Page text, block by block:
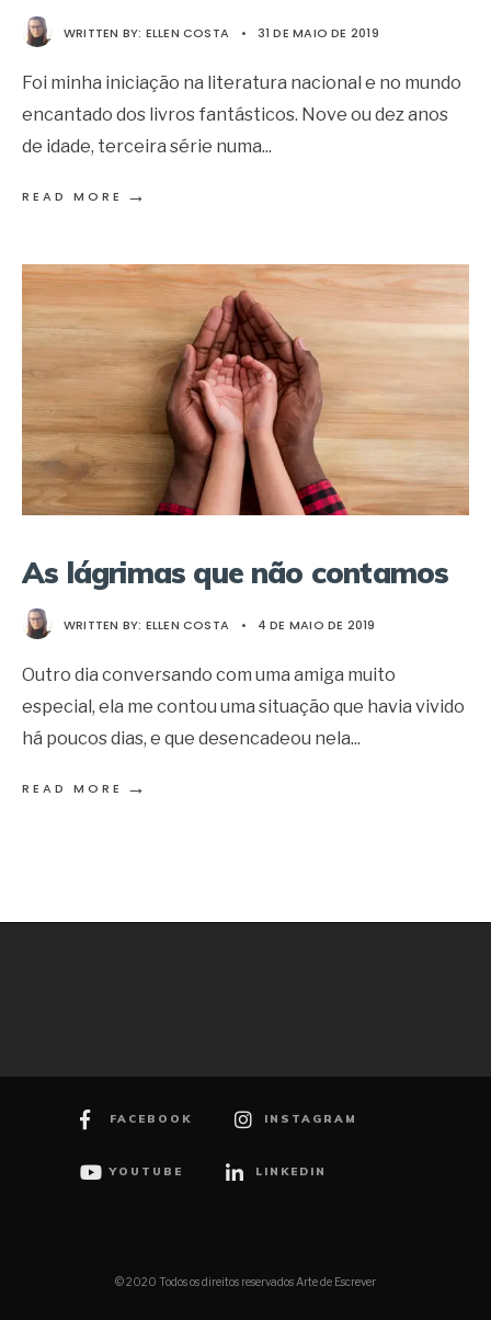
WRITTEN BY: ELLEN COSTA • 31 DE MAIO DE 2019
Foi minha iniciação na literatura nacional e no mundo
encantado dos livros fantásticos. Nove ou dez anos
de idade, terceira série numa...
READ MORE →
As lágrimas que não contamos
WRITTEN BY: ELLEN COSTA • 4 DE MAIO DE 2019
Outro dia conversando com uma amiga muito
especial, ela me contou uma situação que havia vivido
há poucos dias, e que desencadeou nela...
READ MORE →
FACEBOOK INSTAGRAM
YOUTUBE LINKEDIN
© 2020 Todos os direitos reservados Arte de Escrever